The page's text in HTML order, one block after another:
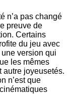
n’a pas changé
preuve de
Certains
du jeu avec
version qui
les mêmes
autre joyeusetés.
n’est que